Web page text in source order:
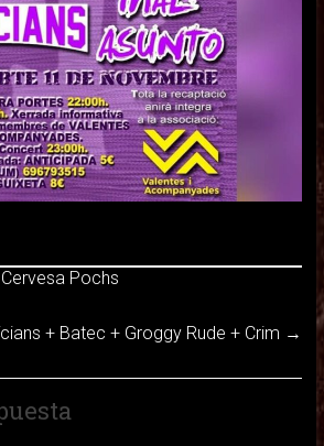
Pochs
+ Batec + Groggy Rude + Crim →